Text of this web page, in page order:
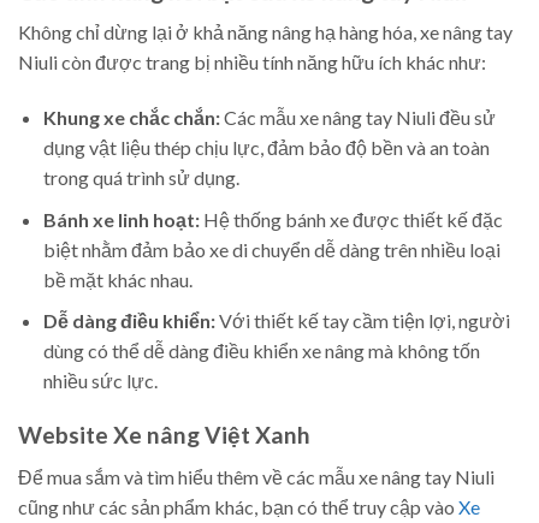
Không chỉ dừng lại ở khả năng nâng hạ hàng hóa, xe nâng tay
Niuli còn được trang bị nhiều tính năng hữu ích khác như:
Khung xe chắc chắn:Các mẫu xe nâng tay Niuli đều sử
dụng vật liệu thép chịu lực, đảm bảo độ bền và an toàn
trong quá trình sử dụng.
Bánh xe linh hoạt:Hệ thống bánh xe được thiết kế đặc
biệt nhằm đảm bảo xe di chuyển dễ dàng trên nhiều loại
bề mặt khác nhau.
Dễ dàng điều khiển:Với thiết kế tay cầm tiện lợi, người
dùng có thể dễ dàng điều khiển xe nâng mà không tốn
nhiều sức lực.
Website Xe nâng Việt Xanh
Để mua sắm và tìm hiểu thêm về các mẫu xe nâng tay Niuli
cũng như các sản phẩm khác, bạn có thể truy cập vào Xe